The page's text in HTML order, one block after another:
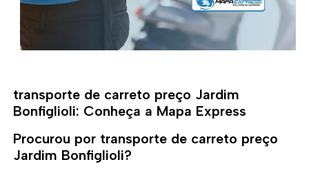
transporte de carreto preço Jardim
Bonfiglioli: Conheça a Mapa Express
Procurou por transporte de carreto preço
Jardim Bonfiglioli?